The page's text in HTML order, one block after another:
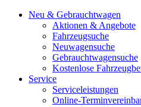
Neu & Gebrauchtwagen
Aktionen & Angebote
Fahrzeugsuche
Neuwagensuche
Gebrauchtwagensuche
Kostenlose
Service
Serviceleistungen
Online-